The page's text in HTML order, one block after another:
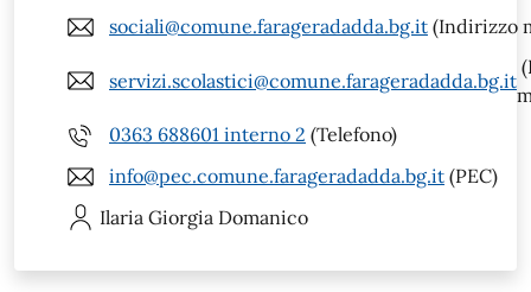
sociali@comune.farageradadda.bg.it (Indirizzo
servizi.scolastici@comune.farageradadda.bg.it
0363 688601 interno 2 (Telefono)
info@pec.comune.farageradadda.bg.it (PEC)
Ilaria Giorgia Domanico